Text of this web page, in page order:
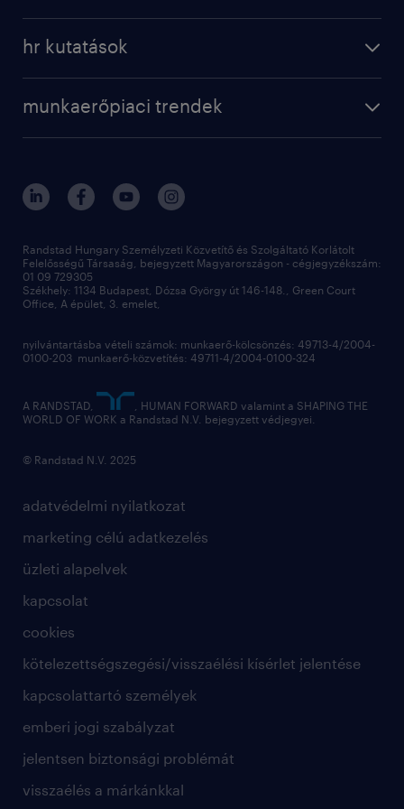
karrier tippek
kapcsolat
operational
kapcsolat
hr kutatások
employer brand research
munkaerőpiaci trendek
hr kutatások
kiválasztás
megtartás
munkahelyi teljesítmény
toborzás
munkaerőpiac
hírlevél
adatvédelmi nyilatkozat
marketing célú adatkezelés
üzleti alapelvek
kapcsolat
cookies
kötelezettségszegési/visszaélési kísérlet jelentése
kapcsolattartó személyek
emberi jogi szabályzat
jelentsen biztonsági problémát
visszaélés a márkánkkal
Randstad Hungary Személyzeti Közvetítő és Szolgáltató Korlátolt
Felelősségű Társaság, bejegyzett Magyarországon - cégjegyzékszám:
01 09 729305
Székhely: 1134 Budapest, Dózsa György út 146-148., Green Court
Office, A épület, 3. emelet,
nyilvántartásba vételi számok: munkaerő-kölcsönzés: 49713-4/2004-
0100-203 munkaerő-közvetítés: 49711-4/2004-0100-324
A RANDSTAD,
, HUMAN FORWARD valamint a SHAPING THE
WORLD OF WORK a Randstad N.V. bejegyzett védjegyei.
© Randstad N.V. 2025